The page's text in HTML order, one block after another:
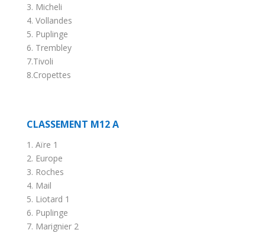
3. Micheli
4. Vollandes
5. Puplinge
6. Trembley
7.Tivoli
8.Cropettes
CLASSEMENT M12 A
1. Aïre 1
2. Europe
3. Roches
4. Mail
5. Liotard 1
6. Puplinge
7. Marignier 2